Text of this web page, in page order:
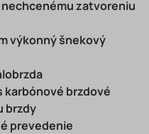
zatvoreniu
výkonný šnekový
karbónové brzdové
brzdy
prevedenie